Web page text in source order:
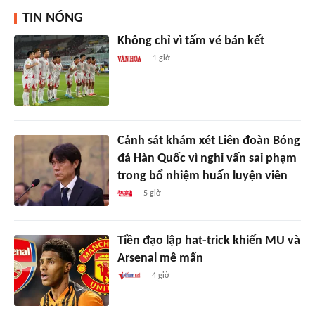
TIN NÓNG
Không chỉ vì tấm vé bán kết
1 giờ
Cảnh sát khám xét Liên đoàn Bóng
đá Hàn Quốc vì nghi vấn sai phạm
trong bổ nhiệm huấn luyện viên
5 giờ
Tiền đạo lập hat-trick khiến MU và
Arsenal mê mẩn
4 giờ